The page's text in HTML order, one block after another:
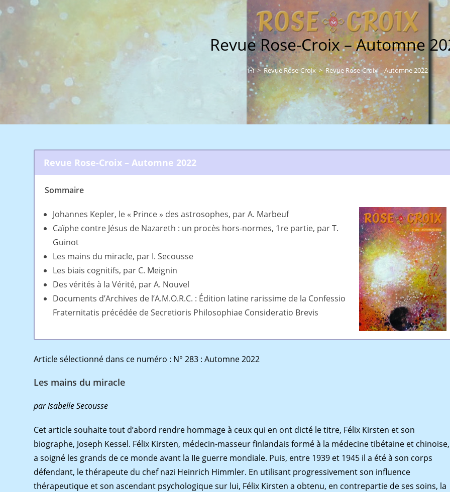
Revue Rose-Croix – Automne
> Revue Rose-Croix > Revue Rose-Croix – Automne 2022
Revue Rose-Croix – Automne 2022
Sommaire
Johannes Kepler, le « Prince » des astrosophes, par A. Marbeuf
Caïphe contre Jésus de Nazareth : un procès hors-normes, 1re partie, par T.
Guinot
Les mains du miracle, par I. Secousse
Les biais cognitifs, par C. Meignin
Des vérités à la Vérité, par A. Nouvel
Documents d’Archives de l’A.M.O.R.C. : Édition latine rarissime de la Confessio
Fraternitatis précédée de Secretioris Philosophiae Consideratio Brevis
Article sélectionné dans ce numéro : N° 283 : Automne 2022
Les mains du miracle
par IsabelleSecousse
Cet article souhaite tout d’abord rendre hommage à ceux qui en ont dicté le titre, Félix Kirsten et son
biographe, Joseph Kessel. Félix Kirsten, médecin-masseur ﬁnlandais formé à la médecine tibétaine et chinoise,
a soigné les grands de ce monde avant la IIe guerre mondiale. Puis, entre 1939 et 1945 il a été à son corps
défendant, le thérapeute du chef nazi Heinrich Himmler. En utilisant progressivement son inﬂuence
thérapeutique et son ascendant psychologique sur lui, Félix Kirsten a obtenu, en contrepartie de ses soins, la